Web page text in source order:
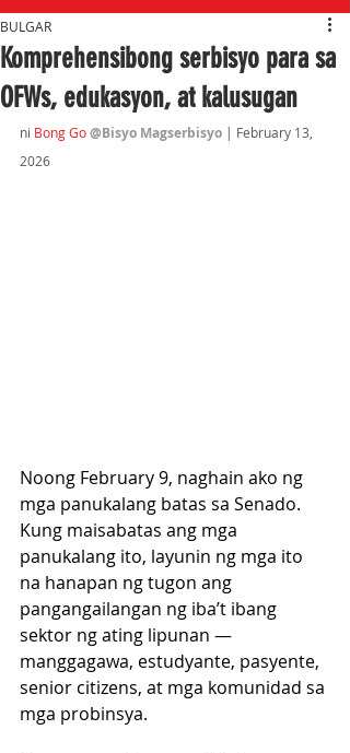
Komprehensibong serbisyo para sa
OFWs, edukasyon, at kalusugan
BULGAR
ni Bong Go@Bisyo Magserbisyo | February 13,
2026
Noong February 9, naghain ako ng
mga panukalang batas sa Senado.
Kung maisabatas ang mga
panukalang ito, layunin ng mga ito
na hanapan ng tugon ang
pangangailangan ng iba’t ibang
sektor ng ating lipunan —
manggagawa, estudyante, pasyente,
senior citizens, at mga komunidad sa
mga probinsya.